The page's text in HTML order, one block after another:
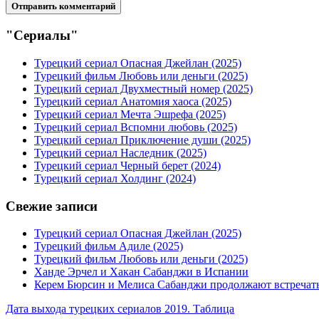
"Сериалы"
Турецкий сериал Опасная Джейлан (2025)
Турецкий фильм Любовь или деньги (2025)
Турецкий сериал Двухместный номер (2025)
Турецкий сериал Анатомия хаоса (2025)
Турецкий сериал Мечта Эшрефа (2025)
Турецкий сериал Вспомни любовь (2025)
Турецкий сериал Приключение души (2025)
Турецкий сериал Наследник (2025)
Турецкий сериал Черный берет (2024)
Турецкий сериал Холдинг (2024)
Свежие записи
Турецкий сериал Опасная Джейлан (2025)
Турецкий фильм Адиле (2025)
Турецкий фильм Любовь или деньги (2025)
Ханде Эрчел и Хакан Сабанджи в Испании
Керем Бюрсин и Мелиса Сабанджи продолжают
Дата выхода турецких сериалов 2019. Таблица